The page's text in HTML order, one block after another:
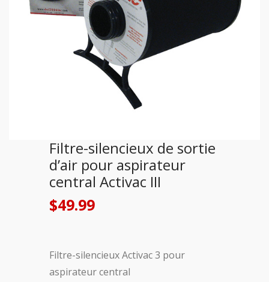
Filtre-silencieux de sortie
d’air pour aspirateur
central Activac III
$49.99
Filtre-silencieux Activac 3 pour
aspirateur central